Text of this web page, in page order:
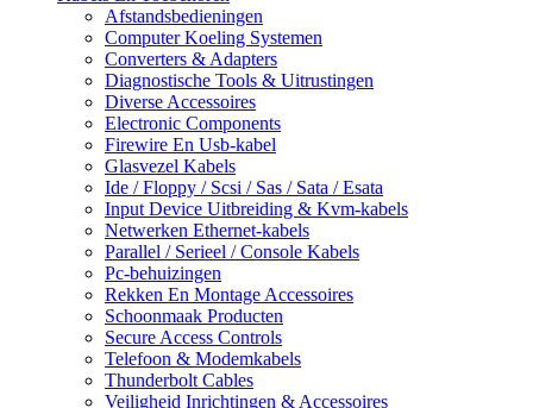
Afstandsbedieningen
Computer Koeling Systemen
Converters & Adapters
Diagnostische Tools & Uitrustingen
Diverse Accessoires
Electronic Components
Firewire En Usb-kabel
Glasvezel Kabels
Ide / Floppy / Scsi / Sas / Sata / Esata
Input Device Uitbreiding & Kvm-kabels
Netwerken Ethernet-kabels
Parallel / Serieel / Console Kabels
Pc-behuizingen
Rekken En Montage Accessoires
Schoonmaak Producten
Secure Access Controls
Telefoon & Modemkabels
Thunderbolt Cables
Veiligheid Inrichtingen & Accessoires